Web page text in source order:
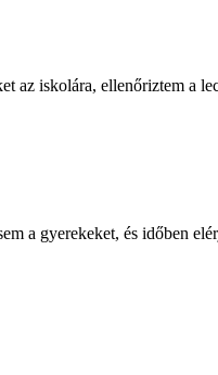
az iskolára, ellenőriztem a
a gyerekeket, és időben